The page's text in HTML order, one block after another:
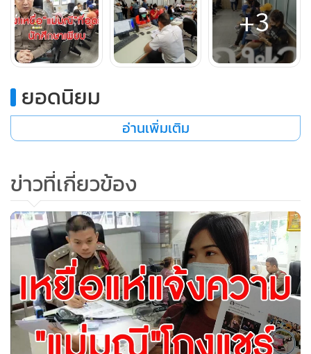
พล.ต.ต.นันทชาติ ศุภมงคล ผบก.ภ.จว.อุดรธานี เปิดเผยว่า กรณี
เรื่องแม่มณีนั้นจากเมื่อวานถึงวันนี้ตำรวจได้ข้อมูลความเสียหาย
ในเบื้องต้นแล้วรวมมูลค่าทั้งหมด 80 ล้านบาท เราได้แจ้งดำเนิน
คดีในข้อหาร่วมกันฉ้อโกงประชาชนและร่วมกันให้กู้ยืมเงินอัน
เป็นการฉ้อโกงประชาชน ซึ่งขณะนี้ทางพนักงานสอบสวน
สภ.เมืองอุดรธานีได้รับคำร้องทุกข์ของประชาชนไว้แล้ว และทาง
ตำรวจจะดำเนินการสืบสวนติดตามคนร้ายต่อไป
+3
ยอดนิยม
อ่านเพิ่มเติม
ข่าวที่เกี่ยวข้อง